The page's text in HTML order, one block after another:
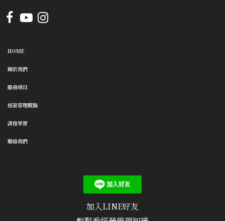
HOME
關於我們
服務項目
經營管理觀點
課程學習
聯絡我們
加入LINE好友